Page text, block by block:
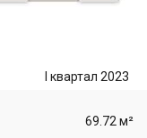
I квартал 2023
69.72 м²